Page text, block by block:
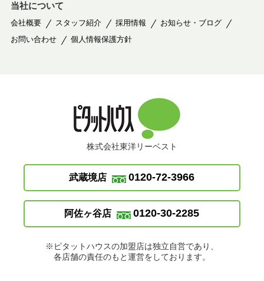
当社について
会社概要 スタッフ紹介 採用情報
お知らせ・ブログ
お問い合わせ
個人情報保護方針
株式会社東洋リーベスト
武蔵境店 0120-72-3966
阿佐ヶ谷店 0120-30-2285
※ピタットハウスの加盟店は独立自営であり、
各店舗の責任のもと運営をしております。